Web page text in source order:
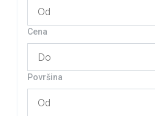
Cena
Površina